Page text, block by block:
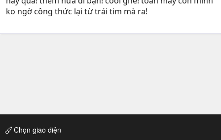
ko ngờ công thức lại từ trái tim mà ra!
Chọn giao diện